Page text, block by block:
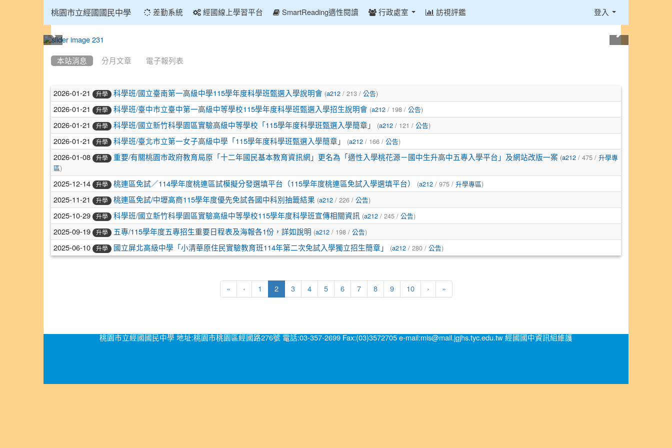
桃園市立經國國民中學 差勤系統 經國線上學習平台 SmartReading適性閱讀 行政處室 訪視評鑑 登入
本站消息 分月文章 電子報列表
文
章
列
表
2026-01-21 升學 科學班/國立臺南第一高級中學115學年度科學班甄選入學說明會 (a212 / 213 / 公告)
2026-01-21 升學 科學班/臺中市立臺中第一高級中等學校115學年度科學班甄選入學招生說明會 (a212 / 198 / 公告)
2026-01-21 升學 科學班/國立新竹科學園區實驗高級中等學校「115學年度科學班甄選入學簡章」 (a212 / 121 / 公告)
2026-01-21 升學 科學班/臺北市立第一女子高級中學「115學年度科學班甄選入學簡章」 (a212 / 166 / 公告)
2026-01-08 升學 重要/有關桃園市政府教育局原「十二年國民基本教育資訊網」更名為「適性入學桃花源－國中生升高中五專入學平台」及網站改版一案 (a212 / 475 / 升學專
區)
2025-12-14 升學 桃連區免試／114學年度桃連區試模擬分發選填平台（115學年度桃連區免試入學選填平台） (a212 / 975 / 升學專區)
2025-11-21 升學 桃連區免試/中壢高商115學年度優先免試各國中科別抽籤結果 (a212 / 226 / 公告)
2025-10-29 升學 科學班/國立新竹科學園區實驗高級中等學校115學年度科學班宣傳相關資訊 (a212 / 245 / 公告)
2025-09-19 升學 五專/115學年度五專招生重要日程表及海報各1份，詳如說明 (a212 / 198 / 公告)
2025-06-10 升學 國立屏北高級中學「小清華原住民實驗教育班114年第二次免試入學獨立招生簡章」 (a212 / 280 / 公告)
« ‹ 1 2(current)
3 4 5 6 7 8 9 10 › »
桃園市立經國國民中學 地址:桃園市桃園區經國路276號 電話:03-357-2699 Fax:(03)3572705 e-mail:mis@mail.jgjhs.tyc.edu.tw 經國國中資訊組維護